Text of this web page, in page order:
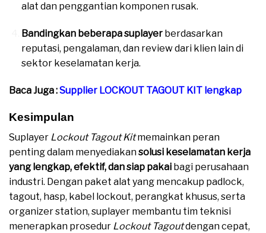
alat dan penggantian komponen rusak.
Bandingkan beberapa suplayerberdasarkan
reputasi, pengalaman, dan review dari klien lain di
sektor keselamatan kerja.
Baca Juga :Supplier LOCKOUT TAGOUT KIT lengkap
Kesimpulan
Suplayer Lockout Tagout Kitmemainkan peran
penting dalam menyediakansolusi keselamatan kerja
yang lengkap, efektif, dan siap pakai bagi perusahaan
industri. Dengan paket alat yang mencakup padlock,
tagout, hasp, kabel lockout, perangkat khusus, serta
organizer station, suplayer membantu tim teknisi
menerapkan prosedur Lockout Tagoutdengan cepat,